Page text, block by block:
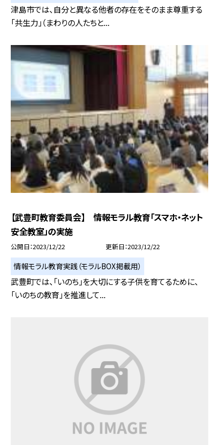
津島市では、自分と異なる他者の存在をそのまま尊重する
「共生力」（まわりの人たちと...
【武豊町教育委員会】 情報モラル教育「スマホ・ネット
安全教室」の実施
公開日 2023/12/22 更新日 2023/12/22
情報モラル教育実践（モラルBOX掲載用）
武豊町では、「いのち」を大切にする子供を育てるために、
「いのちの教育」を推進して...